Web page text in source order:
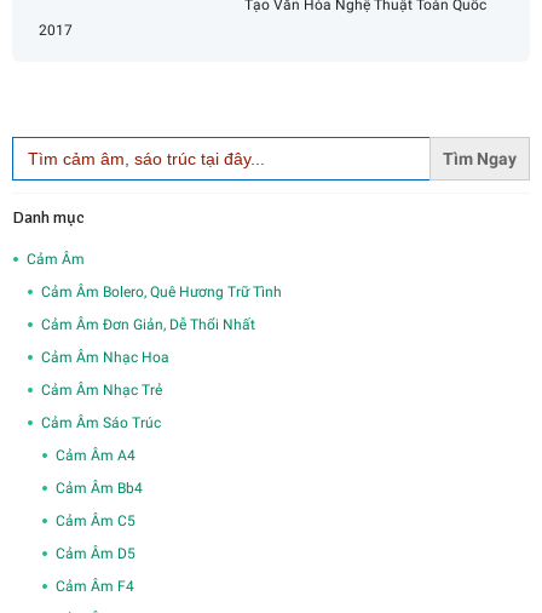
Tạo Văn Hóa Nghệ Thuật Toàn Quốc
2017
Search
for:
Danh mục
Cảm Âm
Cảm Âm Bolero, Quê Hương Trữ Tình
Cảm Âm Đơn Giản, Dễ Thổi Nhất
Cảm Âm Nhạc Hoa
Cảm Âm Nhạc Trẻ
Cảm Âm Sáo Trúc
Cảm Âm A4
Cảm Âm Bb4
Cảm Âm C5
Cảm Âm D5
Cảm Âm F4